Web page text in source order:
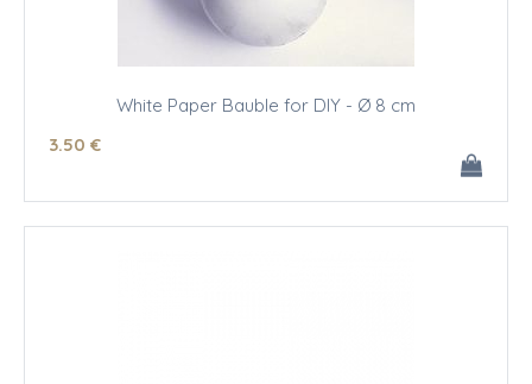
White Paper Bauble for DIY - Ø 8 cm
3.50 €